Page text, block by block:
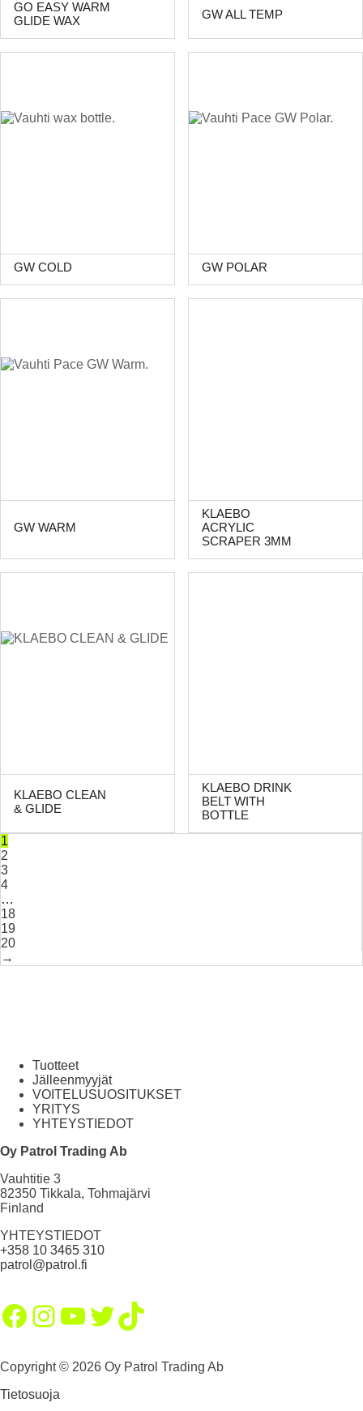
GO EASY WARM
GLIDE WAX
GW ALL TEMP
GW COLD GW POLAR
GW WARM
KLAEBO
ACRYLIC
SCRAPER 3MM
KLAEBO CLEAN
& GLIDE
KLAEBO DRINK
BELT WITH
BOTTLE
1
2
3
4
…
18
19
20
→
Tuotteet
Jälleenmyyjät
VOITELUSUOSITUKSET
YRITYS
YHTEYSTIEDOT
Oy Patrol Trading Ab
Vauhtitie 3
82350 Tikkala, Tohmajärvi
Finland
YHTEYSTIEDOT
+358 10 3465 310
patrol@patrol.fi
Facebook
Instagram
YouTube
Twitter
TikTok
Copyright © 2026 Oy Patrol Trading Ab
Tietosuoja